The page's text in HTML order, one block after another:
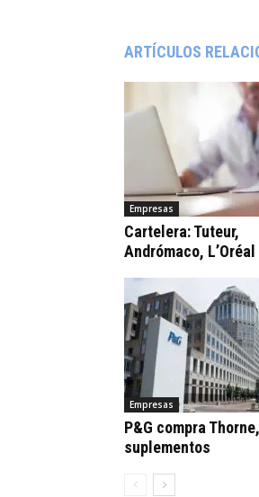
ARTÍCULOS
Empresas
Cartelera: Tuteur,
Andrómaco,
Empresas
P&G compra Thorne,
suplementos